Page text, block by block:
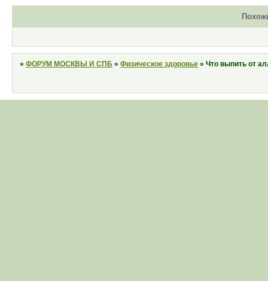
»ФОРУМ МОСКВЫ И СПБ »Физическое здоровье »Что выпить от